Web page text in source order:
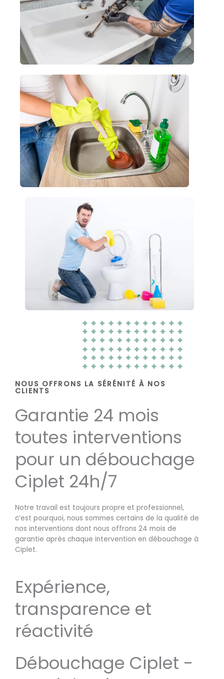
NOUS OFFRONS LA SÉRÉNITÉ À NOS
CLIENTS
Garantie 24 mois
toutes interventions
pour un débouchage
Ciplet 24h/7
Notre travail est toujours propre et professionnel,
c’est pourquoi, nous sommes certains de la qualité de
nos interventions dont nous offrons 24 mois de
garantie après chaque intervention en débouchage à
Ciplet.
Expérience,
transparence et
réactivité
Débouchage Ciplet -